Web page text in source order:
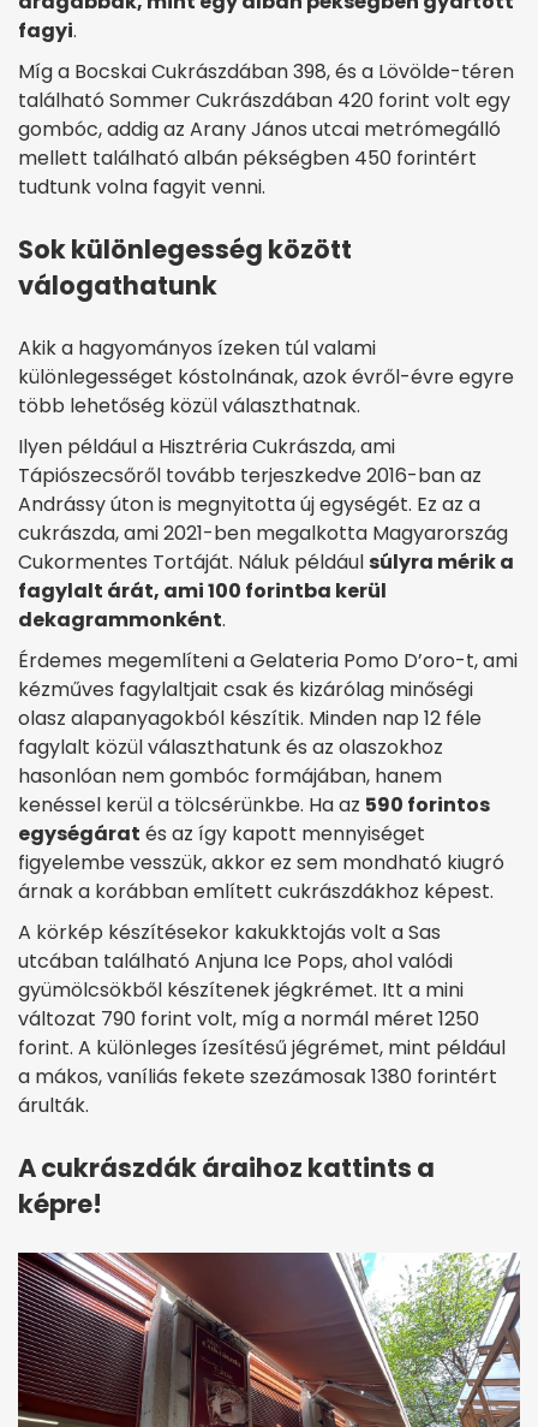
fagyi.
Míg a Bocskai Cukrászdában 398, és a Lövölde-téren
található Sommer Cukrászdában 420 forint volt egy
gombóc, addig az Arany János utcai metrómegálló
mellett található albán pékségben 450 forintért
tudtunk volna fagyit venni.
Sok különlegesség között
válogathatunk
Akik a hagyományos ízeken túl valami
különlegességet kóstolnának, azok évről-évre egyre
több lehetőség közül választhatnak.
Ilyen például a Hisztréria Cukrászda, ami
Tápiószecsőről tovább terjeszkedve 2016-ban az
Andrássy úton is megnyitotta új egységét. Ez az a
cukrászda, ami 2021-ben megalkotta Magyarország
Cukormentes Tortáját. Náluk például súlyra mérik a
fagylalt árát, ami 100 forintba kerül
dekagrammonként.
Érdemes megemlíteni a Gelateria Pomo D’oro-t, ami
kézműves fagylaltjait csak és kizárólag minőségi
olasz alapanyagokból készítik. Minden nap 12 féle
fagylalt közül választhatunk és az olaszokhoz
hasonlóan nem gombóc formájában, hanem
kenéssel kerül a tölcsérünkbe. Ha az 590 forintos
egységárat és az így kapott mennyiséget
figyelembe vesszük, akkor ez sem mondható kiugró
árnak a korábban említett cukrászdákhoz képest.
A körkép készítésekor kakukktojás volt a Sas
utcában található Anjuna Ice Pops, ahol valódi
gyümölcsökből készítenek jégkrémet. Itt a mini
változat 790 forint volt, míg a normál méret 1250
forint. A különleges ízesítésű jégrémet, mint például
a mákos, vaníliás fekete szezámosak 1380 forintért
árulták.
A cukrászdák áraihoz kattints a
képre!